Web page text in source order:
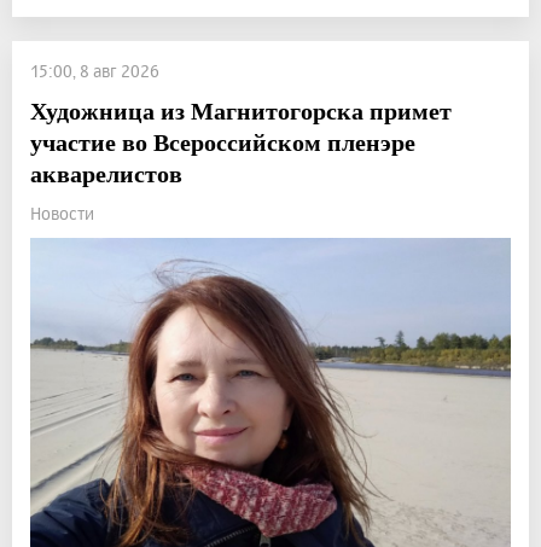
15:00, 8 авг 2026
Художница из Магнитогорска примет
участие во Всероссийском пленэре
акварелистов
Новости